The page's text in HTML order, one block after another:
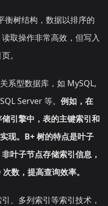
衡树结构，数据以排序的
取操作非常高效，但写入
。
系型数据库，如 MySQL,
Server 等。 例如，在
引擎中，表的主键索引和
现。B+ 树的特点是叶子
叶子节点存储索引信息，
数，提高查询效率。
、多列索引等索引技术，